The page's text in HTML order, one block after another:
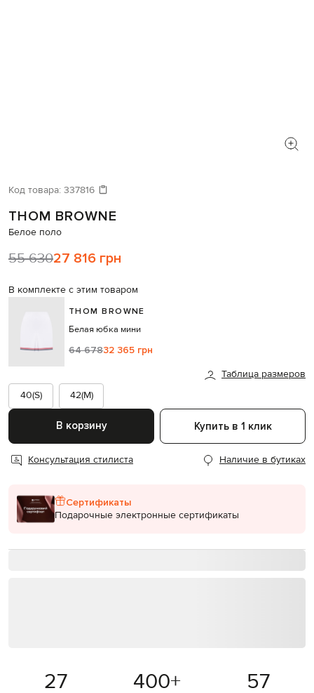
Код товара: 337816
THOM BROWNE
Белое поло
55 63027 816 грн
В комплекте с этим товаром
THOM BROWNE
Белая юбка мини
64 67832 365 грн
Таблица размеров
40(S)
42(M)
В корзину Купить в 1 клик
Консультация стилиста Наличие в бутиках
Сертификаты
Подарочные электронные сертификаты
27 400+ 57